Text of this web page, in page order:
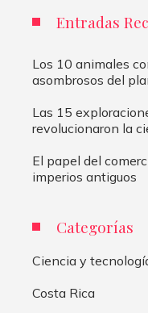
Entradas
Los 10 animales
asombrosos del
Las 15
revolucionaron la
El papel del
imperios antiguos
Categorías
Ciencia y
Costa Rica